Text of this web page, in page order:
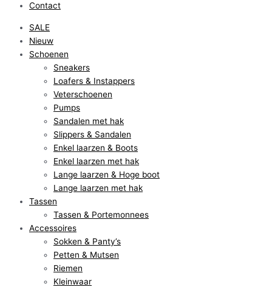
Contact
SALE
Nieuw
Schoenen
Sneakers
Loafers & Instappers
Veterschoenen
Pumps
Sandalen met hak
Slippers & Sandalen
Enkel laarzen & Boots
Enkel laarzen met hak
Lange laarzen & Hoge boot
Lange laarzen met hak
Tassen
Tassen & Portemonnees
Accessoires
Sokken & Panty’s
Petten & Mutsen
Riemen
Kleinwaar